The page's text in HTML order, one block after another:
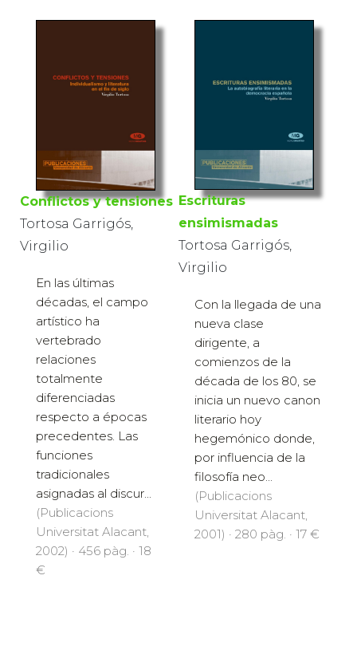
Conflictos y tensiones
Tortosa Garrigós,
Virgilio
En las últimas
décadas, el campo
artístico ha
vertebrado
relaciones
totalmente
diferenciadas
respecto a épocas
precedentes. Las
funciones
tradicionales
asignadas al discur...
(Publicacions
Universitat Alacant,
2002) · 456 pàg. · 18
€
Escrituras
ensimismadas
Tortosa Garrigós,
Virgilio
Con la llegada de una
nueva clase
dirigente, a
comienzos de la
década de los 80, se
inicia un nuevo canon
literario hoy
hegemónico donde,
por influencia de la
filosofía neo...
(Publicacions
Universitat Alacant,
2001) · 280 pàg. · 17 €